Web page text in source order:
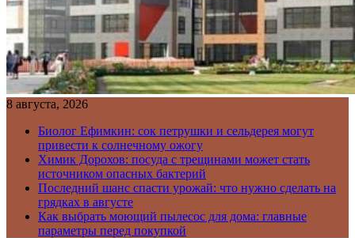
8 августа, 2026
Биолог Ефимкин: сок петрушки и сельдерея могут
привести к солнечному ожогу
Химик Дорохов: посуда с трещинами может стать
источником опасных бактерий
Последний шанс спасти урожай: что нужно сделать на
грядках в августе
Как выбрать моющий пылесос для дома: главные
параметры перед покупкой